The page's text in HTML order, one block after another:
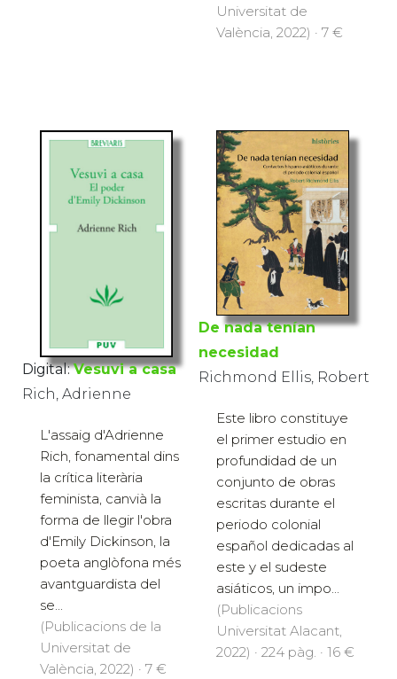
Universitat de
València, 2022) · 7 €
Digital: Vesuvi a casa
Rich, Adrienne
L'assaig d'Adrienne
Rich, fonamental dins
la crítica literària
feminista, canvià la
forma de llegir l'obra
d'Emily Dickinson, la
poeta anglòfona més
avantguardista del
se...
(Publicacions de la
Universitat de
València, 2022) · 7 €
De nada tenían
necesidad
Richmond Ellis, Robert
Este libro constituye
el primer estudio en
profundidad de un
conjunto de obras
escritas durante el
periodo colonial
español dedicadas al
este y el sudeste
asiáticos, un impo...
(Publicacions
Universitat Alacant,
2022) · 224 pàg. · 16 €